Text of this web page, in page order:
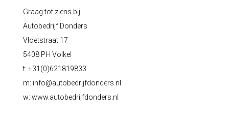
Graag tot ziens bij:
Autobedrijf Donders
Vloetstraat 17
5408 PH Volkel
t: +31(0)621819833
m: info@autobedrijfdonders.nl
w: www.autobedrijfdonders.nl